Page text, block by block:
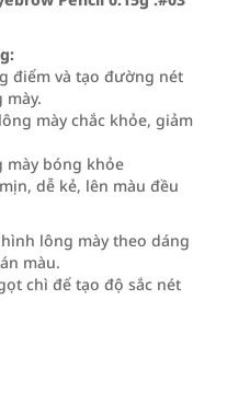
điểm và tạo đường nét
mày.
mày chắc khỏe, giảm
mày bóng khỏe
dễ kẻ, lên màu đều
lông mày theo dáng
màu.
chì để tạo độ sắc nét